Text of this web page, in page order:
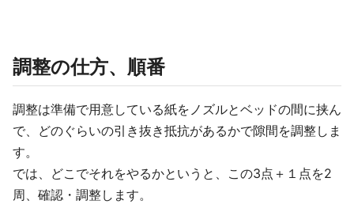
調整の仕方、順番
調整は準備で用意している紙をノズルとベッドの間に挟ん
で、どのぐらいの引き抜き抵抗があるかで隙間を調整しま
す。
では、どこでそれをやるかというと、この3点＋１点を2
周、確認・調整します。